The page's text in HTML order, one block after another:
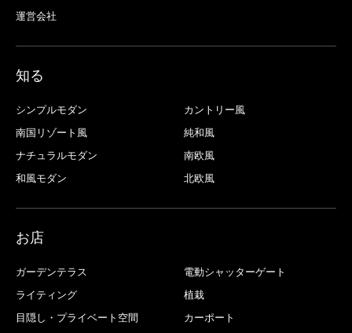
運営会社
知る
シンプルモダン
カントリー風
南国リゾート風
純和風
ナチュラルモダン
南欧風
和風モダン
北欧風
お店
ガーデンテラス
電動シャッターゲート
ライティング
植栽
目隠し・プライベート空間
カーポート